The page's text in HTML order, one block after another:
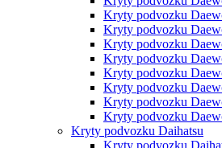
Kryty podvozku
Kryty podvozku
Kryty podvozku
Kryty podvozku
Kryty podvozku
Kryty podvozku
Kryty podvozku
Kryty podvozku
Kryty podvozku Daihatsu
Kryty podvozku